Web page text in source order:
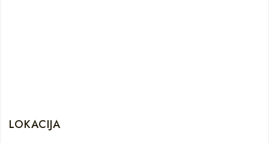
LOKACIJA